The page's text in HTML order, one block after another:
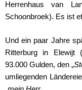
Herrenhaus van
Schoonbroek). Es ist
Und ein paar Jahre
Ritterburg in Elewijt
93.000 Gulden, den „
umliegenden